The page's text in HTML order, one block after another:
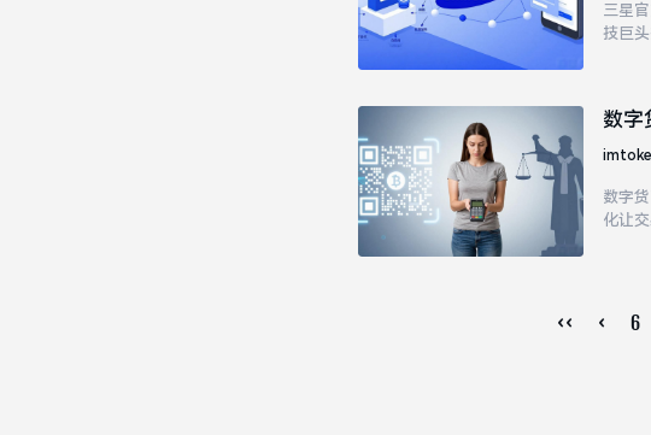
三星
技巨
数字
数字
化让
‹‹ ‹ 6